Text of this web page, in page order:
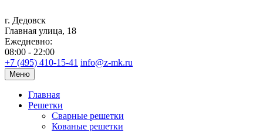
г. Дедовск
Главная улица, 18
Ежедневно:
08:00 - 22:00
+7 (495) 410-15-41 info@z-mk.ru
Меню
Главная
Решетки
Сварные решетки
Кованые решетки